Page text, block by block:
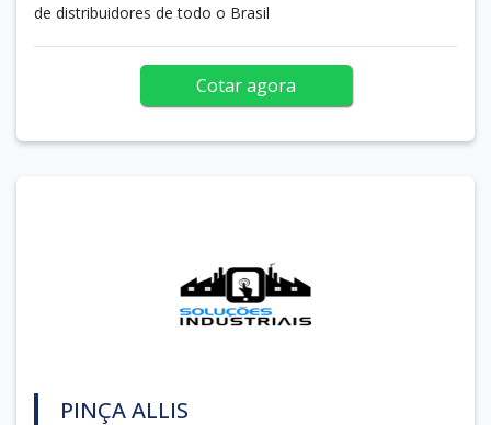
de distribuidores de todo o Brasil
Cotar agora
PINÇA ALLIS